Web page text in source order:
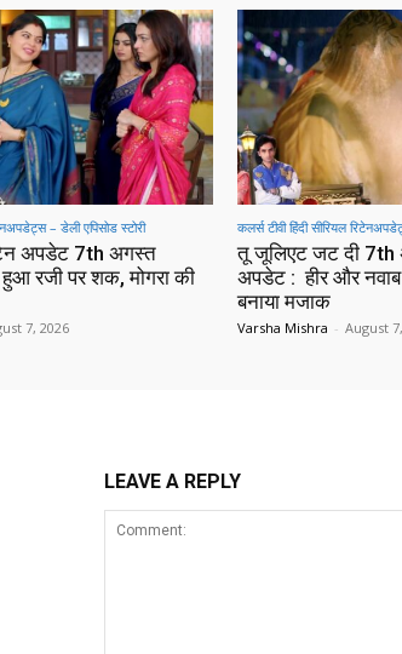
– डेली एपिसोड स्टोरी
अपडेट 7th अगस्त
रजी पर शक, मोगरा की
7, 2026
कलर्स टीवी हिंदी सीरियल
तू जूलिएट जट दी
अपडेट : हीर और
बनाया मजाक
Varsha Mishra - August
LEAVE A REPLY